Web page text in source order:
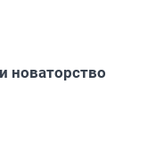
новаторство